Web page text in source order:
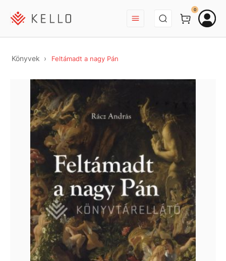
BEJELENTKEZÉS
0
Könyvek Feltámadt a nagy Pán